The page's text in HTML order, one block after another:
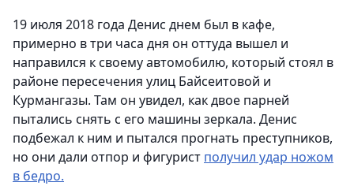
19 июля 2018 года Денис днем был в кафе,
примерно в три часа дня он оттуда вышел и
направился к своему автомобилю, который стоял в
районе пересечения улиц Байсеитовой и
Курмангазы. Там он увидел, как двое парней
пытались снять с его машины зеркала. Денис
подбежал к ним и пытался прогнать преступников,
но они дали отпор и фигурист получил удар ножом
в бедро.